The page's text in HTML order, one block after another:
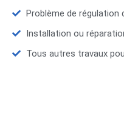
Problème de régulation
Installation ou
Tous autres travaux